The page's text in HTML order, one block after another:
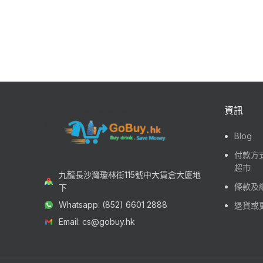
九龍長沙灣瓊林街115號中大貨倉大廈地
下
Whatsapp: (852) 6601 2888
Email: cs@gobuy.hk
資訊
Blog
付款方
超市
條款及
退貨或